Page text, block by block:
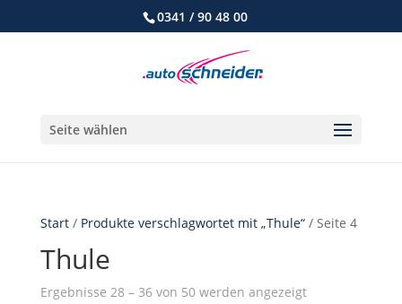
0341 / 90 48 00
Seite wählen
Start/ Produkte verschlagwortet mit „Thule“/ Seite 4
Thule
Ergebnisse 28 – 36 von 50 werden angezeigtNach